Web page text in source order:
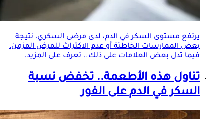
يرتفع مستوى السكر في الدم، لدى مرضى السكري، نتيجة
بعض الممارسات الخاطئة أو عدم الاكتراث للمرض المزمن،
فيما تدل بعض العلامات على ذلك.. تعرف على المزيد.
تناول هذه الأطعمة.. تخفضنسبة
السكر في الدمعلى الفور